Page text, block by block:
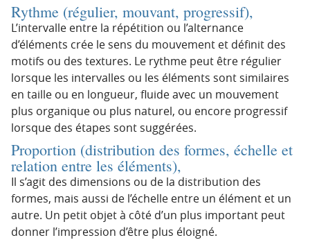
Rythme (régulier, mouvant, progressif),
L’intervalle entre la répétition ou l’alternance
d’éléments crée le sens du mouvement et définit des
motifs ou des textures. Le rythme peut être régulier
lorsque les intervalles ou les éléments sont similaires
en taille ou en longueur, fluide avec un mouvement
plus organique ou plus naturel, ou encore progressif
lorsque des étapes sont suggérées.
Proportion (distribution des formes, échelle et
relation entre les éléments),
Il s’agit des dimensions ou de la distribution des
formes, mais aussi de l’échelle entre un élément et un
autre. Un petit objet à côté d’un plus important peut
donner l’impression d’être plus éloigné.